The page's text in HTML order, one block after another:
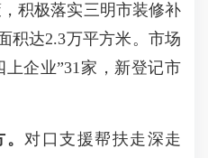
积极落实三明市装修补
积达2.3万平方米。市场
企业”31家，新登记市
。对口支援帮扶走深走